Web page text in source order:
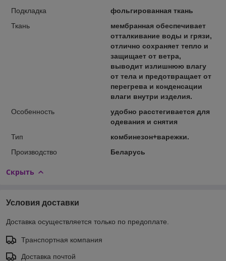
Подкладка
фольгированная ткань
Ткань
мембранная обеспечивает
отталкивание воды и грязи,
отлично сохраняет тепло и
защищает от ветра,
выводит излишнюю влагу
от тела и предотвращает от
перегрева и конденсации
влаги внутри изделия.
Особенность
удобно расстегивается для
одевания и снятия
Тип
комбинезон+варежки.
Производство
Беларусь
Скрыть
Условия доставки
Доставка осуществляется только по предоплате.
Транспортная компания
Доставка почтой